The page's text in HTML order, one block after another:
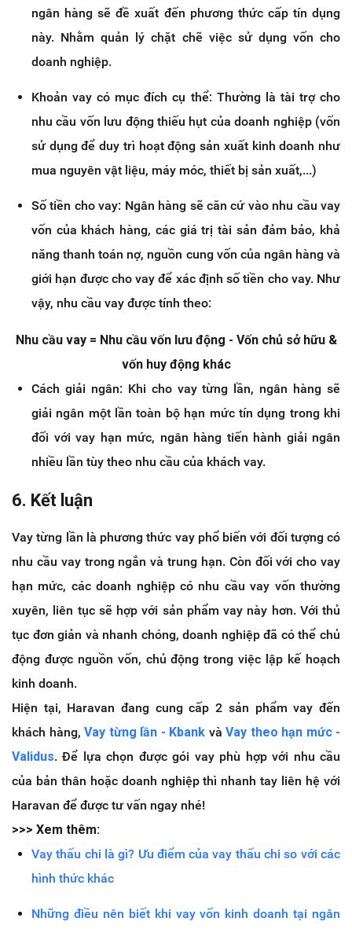
ngân hàng sẽ đề xuất đến phương thức cấp tín dụng
này. Nhằm quản lý chặt chẽ việc sử dụng vốn cho
doanh nghiệp.
Khoản vay có mục đích cụ thể: Thường là tài trợ cho
nhu cầu vốn lưu động thiếu hụt của doanh nghiệp (vốn
sử dụng để duy trì hoạt động sản xuất kinh doanh như
mua nguyên vật liệu, máy móc, thiết bị sản xuất,...)
Số tiền cho vay: Ngân hàng sẽ căn cứ vào nhu cầu vay
vốn của khách hàng, các giá trị tài sản đảm bảo, khả
năng thanh toán nợ, nguồn cung vốn của ngân hàng và
giới hạn được cho vay để xác định số tiền cho vay. Như
vậy, nhu cầu vay được tính theo:
Nhu cầu vay = Nhu cầu vốn lưu động - Vốn chủ sở hữu &
vốn huy động khác
Cách giải ngân: Khi cho vay từng lần, ngân hàng sẽ
giải ngân một lần toàn bộ hạn mức tín dụng trong khi
đối với vay hạn mức, ngân hàng tiến hành giải ngân
nhiều lần tùy theo nhu cầu của khách vay.
6. Kết luận
Vay từng lần là phương thức vay phổ biến với đối tượng có
nhu cầu vay trong ngắn và trung hạn. Còn đối với cho vay
hạn mức, các doanh nghiệp có nhu cầu vay vốn thường
xuyên, liên tục sẽ hợp với sản phẩm vay này hơn. Với thủ
tục đơn giản và nhanh chóng, doanh nghiệp đã có thể chủ
động được nguồn vốn, chủ động trong việc lập kế hoạch
kinh doanh.
Hiện tại, Haravan đang cung cấp 2 sản phẩm vay đến
khách hàng, Vay từng lần - Kbank và Vay theo hạn mức -
Validus. Để lựa chọn được gói vay phù hợp với nhu cầu
của bản thân hoặc doanh nghiệp thì nhanh tay liên hệ với
Haravan để được tư vấn ngay nhé!
>>> Xem thêm:
Vay thấu chi là gì? Ưu điểm của vay thấu chi so với các
hình thức khác
Những điều nên biết khi vay vốn kinh doanh tại ngân